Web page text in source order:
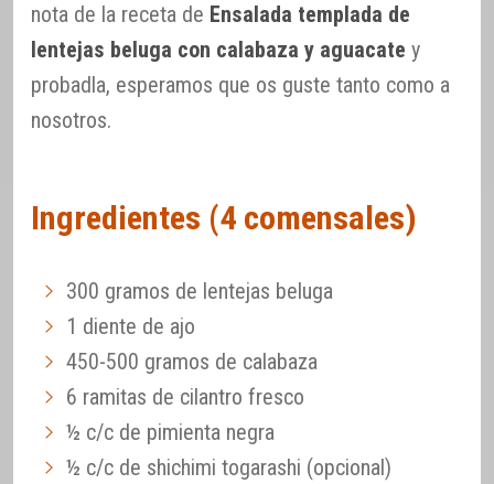
nota de la receta de Ensalada templada de
lentejas beluga con calabaza y aguacate y
probadla, esperamos que os guste tanto como a
nosotros.
Ingredientes (4 comensales)
300 gramos de lentejas beluga
1 diente de ajo
450-500 gramos de calabaza
6 ramitas de cilantro fresco
½ c/c de pimienta negra
½ c/c de shichimi togarashi (opcional)